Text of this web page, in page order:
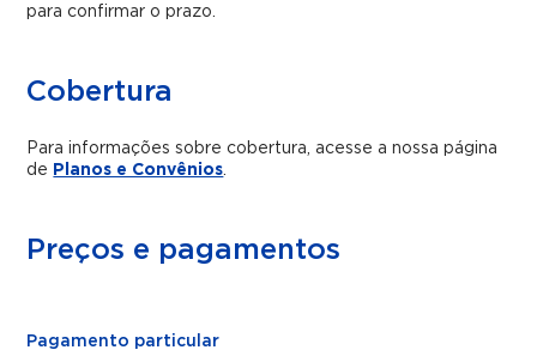
para confirmar o prazo.
Cobertura
Para informações sobre cobertura, acesse a nossa página
de Planos e Convênios.
Preços e pagamentos
Pagamento particular